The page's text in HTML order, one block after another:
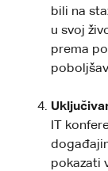
bili na
u svoj
prema
IT
pokazati